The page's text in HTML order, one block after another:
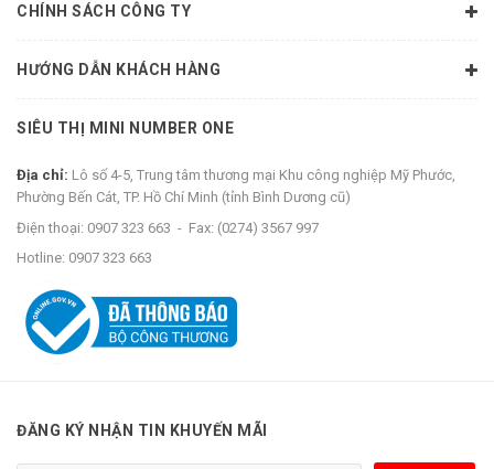
CHÍNH SÁCH CÔNG TY
HƯỚNG DẪN KHÁCH HÀNG
SIÊU THỊ MINI NUMBER ONE
Địa chỉ: Lô số 4-5, Trung tâm thương mại Khu công nghiệp Mỹ Phước,
Phường Bến Cát, TP. Hồ Chí Minh (tỉnh Bình Dương cũ)
Điện thoại: 0907 323 663 - Fax: (0274) 3567 997
Hotline: 0907 323 663
ĐĂNG KÝ NHẬN TIN KHUYẾN MÃI